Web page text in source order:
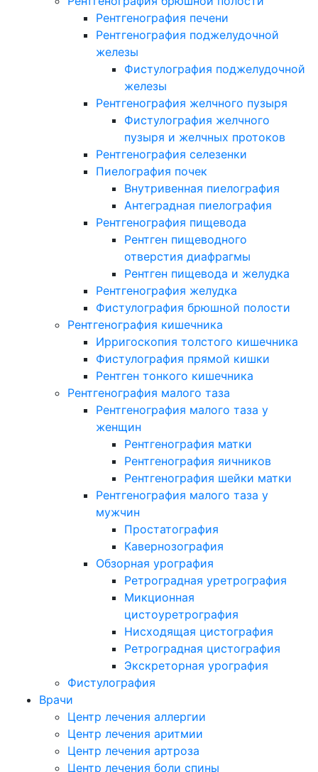
Рентгенография печени
Рентгенография поджелудочной
железы
Фистулография поджелудочной
железы
Рентгенография желчного пузыря
Фистулография желчного
пузыря и желчных протоков
Рентгенография селезенки
Пиелография почек
Внутривенная пиелография
Антеградная пиелография
Рентгенография пищевода
Рентген пищеводного
отверстия диафрагмы
Рентген пищевода и желудка
Рентгенография желудка
Фистулография брюшной полости
Рентгенография кишечника
Ирригоскопия толстого кишечника
Фистулография прямой кишки
Рентген тонкого кишечника
Рентгенография малого таза
Рентгенография малого таза у
женщин
Рентгенография матки
Рентгенография яичников
Рентгенография шейки матки
Рентгенография малого таза у
мужчин
Простатография
Кавернозография
Обзорная урография
Ретроградная уретрография
Микционная
цистоуретрография
Нисходящая цистография
Ретроградная цистография
Экскреторная урография
Фистулография
Врачи
Центр лечения аллергии
Центр лечения аритмии
Центр лечения артроза
Центр лечения боли спины